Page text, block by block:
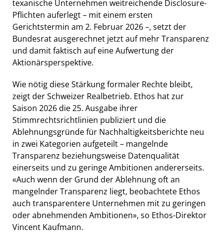
texanische Unternehmen weitreichende Disclosure-
Pflichten auferlegt – mit einem ersten
Gerichtstermin am 2. Februar 2026 –, setzt der
Bundesrat ausgerechnet jetzt auf mehr Transparenz
und damit faktisch auf eine Aufwertung der
Aktionärsperspektive.
Wie nötig diese Stärkung formaler Rechte bleibt,
zeigt der Schweizer Realbetrieb. Ethos hat zur
Saison 2026 die 25. Ausgabe ihrer
Stimmrechtsrichtlinien publiziert und die
Ablehnungsgründe für Nachhaltigkeitsberichte neu
in zwei Kategorien aufgeteilt – mangelnde
Transparenz beziehungsweise Datenqualität
einerseits und zu geringe Ambitionen andererseits.
«Auch wenn der Grund der Ablehnung oft an
mangelnder Transparenz liegt, beobachtete Ethos
auch transparentere Unternehmen mit zu geringen
oder abnehmenden Ambitionen», so Ethos-Direktor
Vincent Kaufmann.